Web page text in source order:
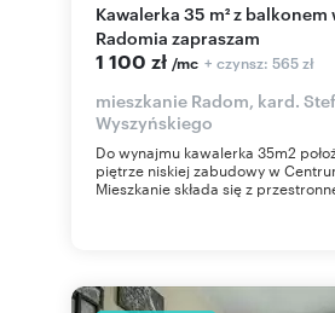
Kawalerka 35 m² z balkonem w centrum
Radomia zapraszam
1 100 zł /mc + czynsz: 565 zł
mieszkanie Radom, kard.
Wyszyńskiego
Do wynajmu kawalerka 35m2
piętrze niskiej zabudowy w
Mieszkanie składa się z